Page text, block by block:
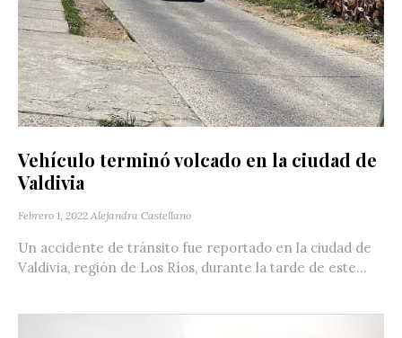
Vehículo terminó volcado en la ciudad de
Valdivia
Febrero 1, 2022 Alejandra Castellano
Un accidente de tránsito fue reportado en la ciudad de
Valdivia, región de Los Ríos, durante la tarde de este...